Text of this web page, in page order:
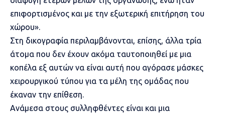
επιφορτισμένος και με την εξωτερική επιτήρηση του
χώρου».
Στη δικογραφία περιλαμβάνονται, επίσης, άλλα τρία
άτομα που δεν έχουν ακόμα ταυτοποιηθεί με μια
κοπέλα εξ αυτών να είναι αυτή που αγόρασε μάσκες
χειρουργικού τύπου για τα μέλη της ομάδας που
έκαναν την επίθεση.
Ανάμεσα στους συλληφθέντες είναι και μια